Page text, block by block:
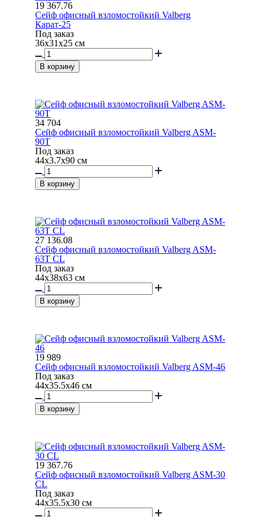
19 367.76
Сейф офисный взломостойкий Valberg
Карат-25
Под заказ
36x31x25 см
В корзину
34 704
Сейф офисный взломостойкий Valberg ASM-
90Т
Под заказ
44x3.7x90 см
В корзину
27 136.08
Сейф офисный взломостойкий Valberg ASM-
63Т СL
Под заказ
44x38x63 см
В корзину
19 989
Сейф офисный взломостойкий Valberg ASM-46
Под заказ
44x35.5x46 см
В корзину
19 367.76
Сейф офисный взломостойкий Valberg ASM-30
СL
Под заказ
44x35.5x30 см